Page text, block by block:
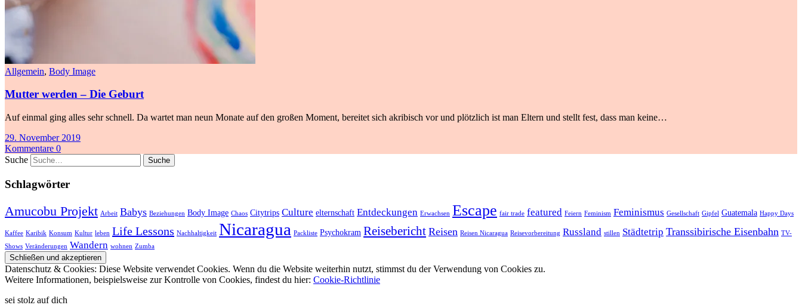
Allgemein, Body Image
Mutter werden – Die Geburt
Auf einmal ging alles sehr schnell. Da wartet man neun Monate auf den großen Moment, bereitet sich akribisch vor und plötzlich ist man Eltern und stellt fest, dass man keine…
29. November 2019
Kommentare 0
Suche
Schlagwörter
Amucobu Projekt Arbeit Babys Beziehungen Body Image Chaos Citytrips Culture elternschaft Entdeckungen Erwachsen Escape fair trade featured Feiern Feminism Feminismus Gesellschaft Gipfel Guatemala Happy Days
Kaffee Karibik Konsum Kultur leben Life Lessons Nachhaltigkeit Nicaragua Packliste Psychokram Reisebericht Reisen Reisen Nicaragua Reisevorbereitung Russland stillen Städtetrip Transsibirische Eisenbahn TV-
Shows Veränderungen Wandern wohnen Zumba
Datenschutz & Cookies: Diese Website verwendet Cookies. Wenn du die Website weiterhin nutzt, stimmst du der Verwendung von Cookies zu.
Weitere Informationen, beispielsweise zur Kontrolle von Cookies, findest du hier: Cookie-Richtlinie
sei stolz auf dich